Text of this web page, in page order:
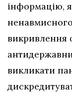
інформацію,
викривлення
викликати